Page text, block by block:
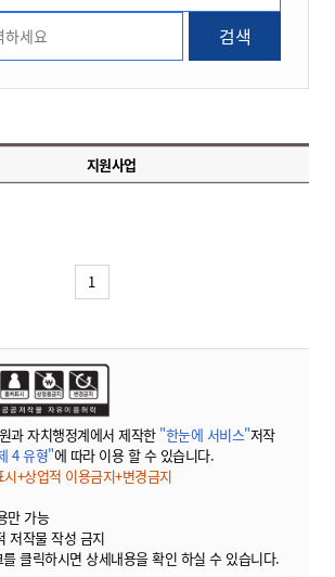
검색
지원사업
1
과 자치행정계에서 제작한 "한눈에 서비스"저작
4 유형"에 따라 이용 할 수 있습니다.
+상업적 이용금지+변경금지
만 가능
저작물 작성 금지
클릭하시면 상세내용을 확인 하실 수 있습니다.